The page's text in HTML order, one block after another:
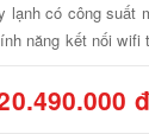
lạnh có công suất
năng kết nối
đ